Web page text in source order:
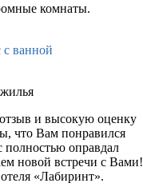
комнаты.
ванной
и высокую оценку
что Вам понравился
полностью оправдал
новой встречи с Вами!
«Лабиринт».